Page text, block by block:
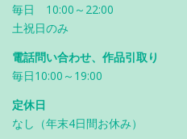
毎日 10:00～22:00
土祝日のみ
電話問い合わせ、作品引取り
毎日10:00～19:00
定休日
なし（年末4日間お休み）